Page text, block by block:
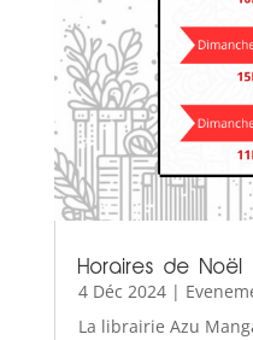
Horaires de Noël
4 Déc 2024|
La librairie Azu